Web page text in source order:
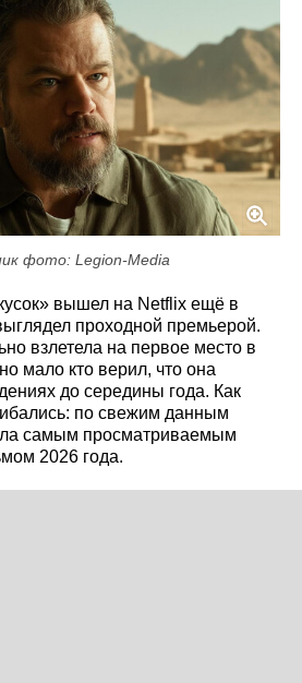
фото: Legion-Media
вышел на Netflix ещё в
проходной премьерой.
взлетела на первое место в
мало кто верил, что она
до середины года. Как
по свежим данным
самым просматриваемым
2026 года.